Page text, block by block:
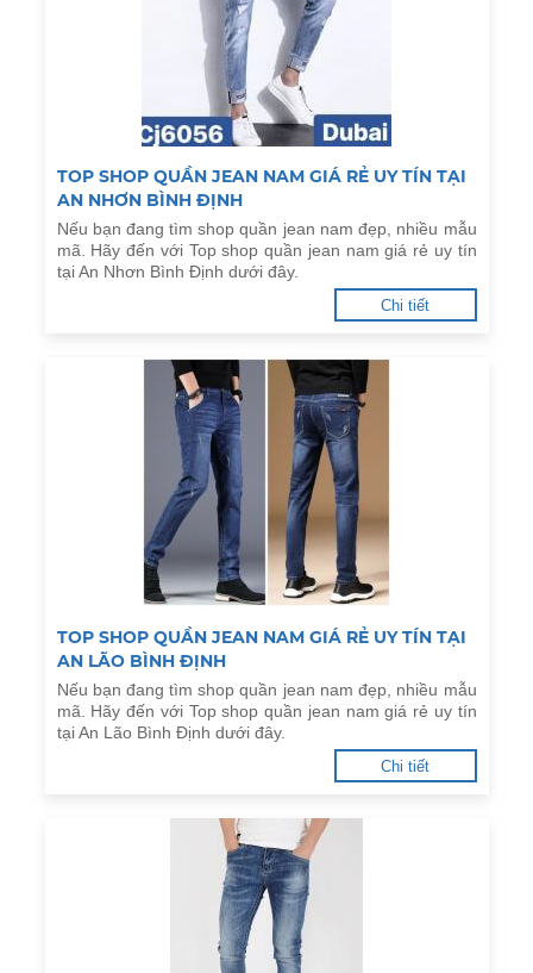
TOP SHOP QUẦN JEAN NAM GIÁ RẺ UY TÍN TẠI
AN NHƠN BÌNH ĐỊNH
Nếu bạn đang tìm shop quần jean nam đẹp, nhiều mẫu
mã. Hãy đến với Top shop quần jean nam giá rẻ uy tín
tại An Nhơn Bình Định dưới đây.
Chi tiết
TOP SHOP QUẦN JEAN NAM GIÁ RẺ UY TÍN TẠI
AN LÃO BÌNH ĐỊNH
Nếu bạn đang tìm shop quần jean nam đẹp, nhiều mẫu
mã. Hãy đến với Top shop quần jean nam giá rẻ uy tín
tại An Lão Bình Định dưới đây.
Chi tiết